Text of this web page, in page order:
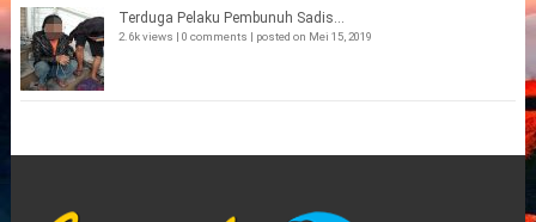
Terduga Pelaku Pembunuh Sadis...
2.6k views | 0 comments | posted on Mei 15, 2019